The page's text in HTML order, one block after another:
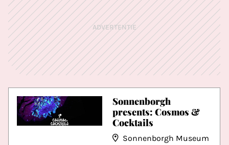
ADVERTENTIE
Sonnenborgh
presents: Cosmos &
Cocktails
Sonnenborgh Museum